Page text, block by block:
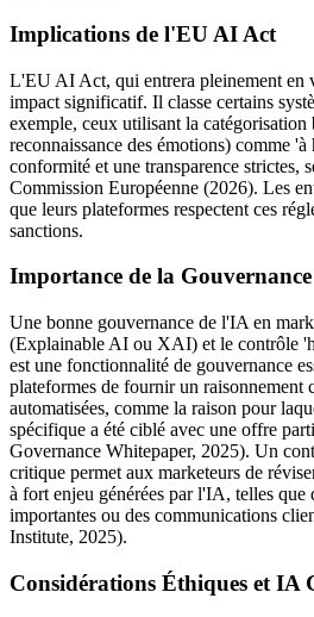
Implications de l'EU AI Act
L'EU AI Act, qui entrera pleinement en
impact significatif. Il classe certains
exemple, ceux utilisant la catégorisation
reconnaissance des émotions) comme
conformité et une transparence strictes,
Commission Européenne (2026). Les
que leurs plateformes respectent ces
sanctions.
Importance de la
Une bonne gouvernance de l'IA en
(Explainable AI ou XAI) et le contrôle
est une fonctionnalité de gouvernance
plateformes de fournir un raisonnement
automatisées, comme la raison pour
spécifique a été ciblé avec une offre
Governance Whitepaper, 2025). Un
critique permet aux marketeurs de
à fort enjeu générées par l'IA, telles que
importantes ou des communications
Institute, 2025).
Considérations Éthiques et IA